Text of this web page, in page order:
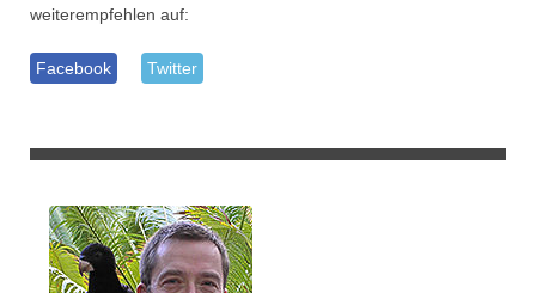
weiterempfehlen auf:
Facebook Twitter